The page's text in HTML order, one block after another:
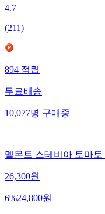
4.7
(211)
894 적립
무료배송
10,077명 구매중
델몬트 스테비아 토마토
26,300원
6%24,800원